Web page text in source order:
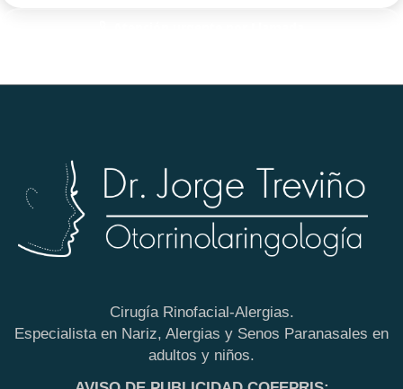
Cirugía Rinofacial-Alergias.
Especialista en Nariz, Alergias y Senos Paranasales en
adultos y niños.